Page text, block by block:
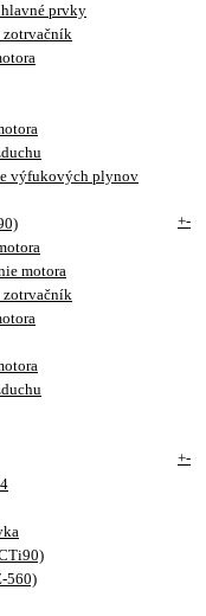
prvky
výfukových plynov
+-
motora
+-
560)